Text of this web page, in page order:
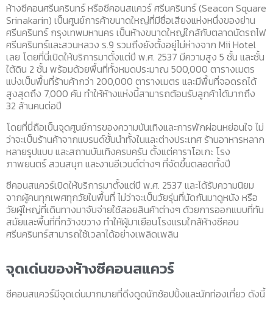
ห้างซีคอนศรีนครินทร์ หรือซีคอนสแควร์ ศรีนครินทร์ (Seacon Square
Srinakarin) เป็นศูนย์การค้าขนาดใหญ่ที่มีชื่อเสียงแห่งหนึ่งของย่าน
ศรีนครินทร์ กรุงเทพมหานคร เป็นห้างขนาดใหญ่ใกล้กับตลาดนัดรถไฟ
ศรีนครินทร์และสวนหลวง ร.9 รวมถึงยังตั้งอยู่ไม่ห่างจาก Mii Hotel
เลย โดยที่นี่เปิดให้บริการมาตั้งแต่ปี พ.ศ. 2537 มีความสูง 5 ชั้น และชั้น
ใต้ดิน 2 ชั้น พร้อมด้วยพื้นที่ทั้งหมดประมาณ 500,000 ตารางเมตร
แบ่งเป็นพื้นที่ร้านค้ากว่า 200,000 ตารางเมตร และมีพื้นที่จอดรถได้
สูงสุดถึง 7,000 คัน ทำให้ห้างแห่งนี้สามารถต้อนรับลูกค้าได้มากถึง
32 ล้านคนต่อปี
โดยที่นี่ถือเป็นจุดศูนย์การของความบันเทิงและการพักผ่อนหย่อนใจ ไม่
ว่าจะเป็นร้านค้าจากแบรนด์ชั้นนำทั้งในและต่างประเทศ ร้านอาหารหลาก
หลายรูปแบบ และสถานบันเทิงครบครัน ตั้งแต่คาราโอเกะ โรง
ภาพยนตร์ สวนสนุก และงานอีเวนต์ต่างๆ ที่จัดขึ้นตลอดทั้งปี
ซีคอนสแควร์เปิดให้บริการมาตั้งแต่ปี พ.ศ. 2537 และได้รับความนิยม
จากผู้คนทุกเพศทุกวัยในพื้นที่ ไม่ว่าจะเป็นวัยรุ่นที่นัดกันมาดูหนัง หรือ
วัยผู้ใหญ่ที่เดินทางมาจับจ่ายใช้สอยสินค้าต่างๆ ด้วยการออกแบบที่ทัน
สมัยและพื้นที่ที่กว้างขวาง ทำให้ผู้มาเยือนโรงแรมใกล้ห้างซีคอน
ศรีนครินทร์สามารถใช้เวลาได้อย่างเพลิดเพลิน
จุดเด่นของห้างซีคอนสแควร์
ซีคอนสแควร์มีจุดเด่นมากมายที่ดึงดูดนักช้อปปิ้งและนักท่องเที่ยว ดังนี้